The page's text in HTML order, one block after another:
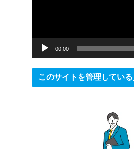
00:00
このサイトを管理している